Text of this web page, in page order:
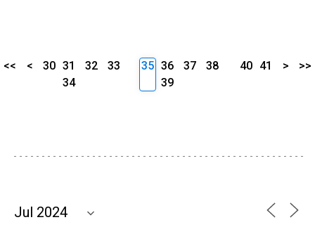
<< < 30 31 32
33
34
35 36 37
38
39
40 41 > >>